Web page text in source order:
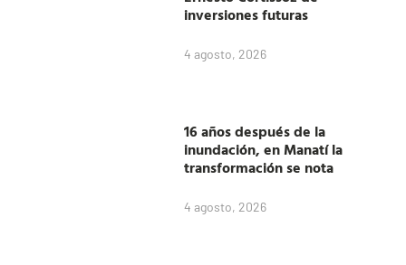
inversiones futuras
4 agosto, 2026
16 años después de la
inundación, en Manatí la
transformación se nota
4 agosto, 2026